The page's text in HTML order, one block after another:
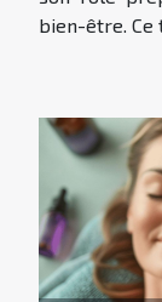
bien-être. Ce